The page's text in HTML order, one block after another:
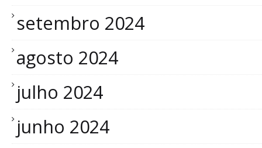
setembro 2024
agosto 2024
julho 2024
junho 2024